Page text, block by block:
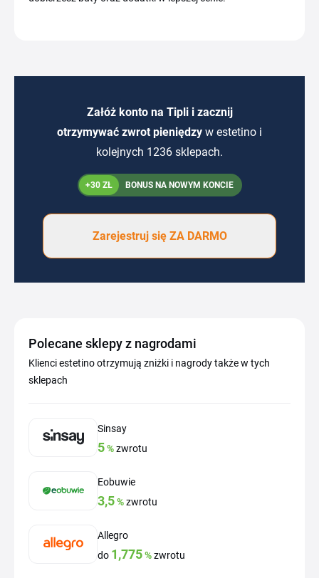
Załóż konto na Tipli i zacznij
otrzymywać zwrot pieniędzy w estetino i
kolejnych 1236 sklepach.
+30 ZŁ BONUS NA NOWYM KONCIE
Zarejestruj się ZA DARMO
Polecane sklepy z nagrodami
Klienci estetino otrzymują zniżki i nagrody także w tych
sklepach
Sinsay
5%zwrotu
Eobuwie
3,5%zwrotu
Allegro
do 1,775%zwrotu